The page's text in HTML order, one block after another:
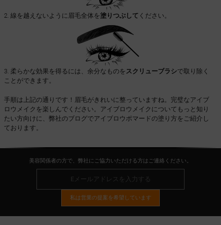
2. 線を越えないように眉毛全体を塗りつぶして ください。
3. 柔らかな効果を得るには、余分なものをスクリューブラシで取り除く
ことができます。
手順は上記の通りです！眉毛がきれいに整っていますね。完璧なアイブ
ロウメイクを楽しんでください。アイブロウメイクについてもっと知り
たい方向けに、弊社のブログでアイブロウポマードの塗り方をご紹介し
ております。
美容関係者の方で、弊社にご協力いただける方はご連絡ください。
私は営業の提案を希望しています